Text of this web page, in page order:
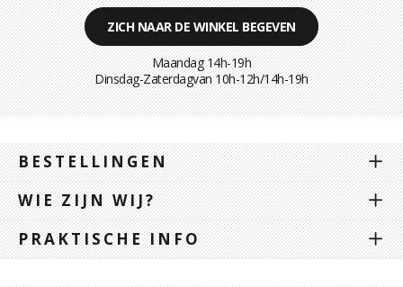
ZICH NAAR DE WINKEL BEGEVEN
Maandag 14h-19h
Dinsdag-Zaterdagvan 10h-12h/14h-19h
BESTELLINGEN
WIE ZIJN WIJ?
PRAKTISCHE INFO